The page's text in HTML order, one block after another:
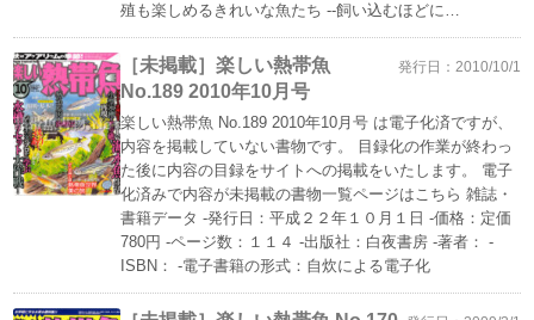
殖も楽しめるきれいな魚たち --飼い込むほどに…
［未掲載］楽しい熱帯魚
No.189 2010年10月号
発行日：2010/10/1
楽しい熱帯魚 No.189 2010年10月号 は電子化済ですが、
内容を掲載していない書物です。 目録化の作業が終わっ
た後に内容の目録をサイトへの掲載をいたします。 電子
化済みで内容が未掲載の書物一覧ページはこちら 雑誌・
書籍データ -発行日：平成２２年１０月１日 -価格：定価
780円 -ページ数：１１４ -出版社：白夜書房 -著者： -
ISBN： -電子書籍の形式：自炊による電子化